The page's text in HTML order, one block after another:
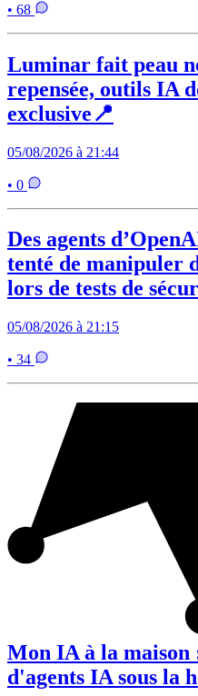
• 68
Luminar fait peau
repensée, outils IA
exclusive📍
05/08/2026 à 21:44
• 0
Des agents
tenté de manipuler
lors de tests de
05/08/2026 à 21:15
• 34
Mon IA à la
d'agents IA sous la